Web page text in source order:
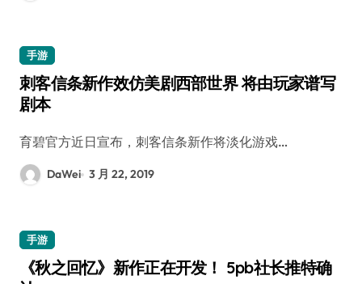
手游
刺客信条新作效仿美剧西部世界 将由玩家谱写
剧本
育碧官方近日宣布，刺客信条新作将淡化游戏…
DaWei 3 月 22, 2019
手游
《秋之回忆》新作正在开发！ 5pb社长推特确